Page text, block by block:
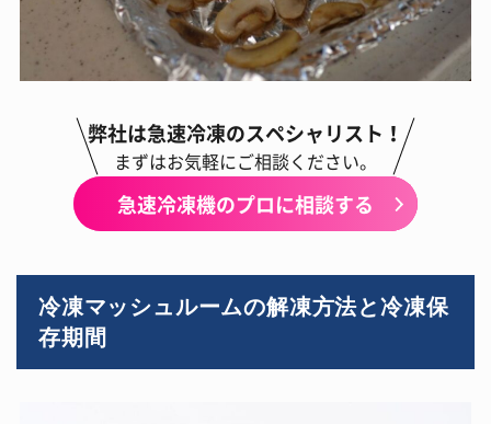
弊社は急速冷凍のスペシャリスト！
まずはお気軽にご相談ください。
急速冷凍機のプロに相談する
冷凍マッシュルームの解凍方法と冷凍保
存期間